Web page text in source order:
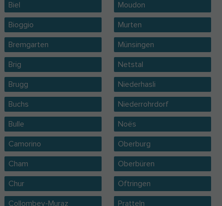
Biel
Bioggio
Bremgarten
Brig
Brugg
Buchs
Bulle
Camorino
Cham
Chur
Collombey-Muraz
Moudon
Murten
Münsingen
Netstal
Niederhasli
Niederrohrdorf
Noës
Oberburg
Oberbüren
Oftringen
Pratteln